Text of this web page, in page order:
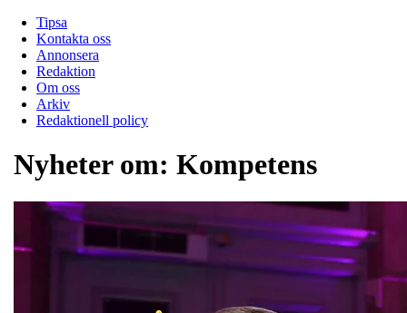
Tipsa
Kontakta oss
Annonsera
Redaktion
Om oss
Arkiv
Redaktionell policy
Nyheter om: Kompetens